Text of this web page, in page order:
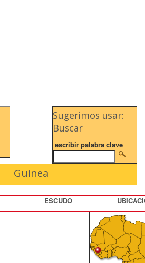
Sugerimos usar:
Buscar
escribir palabra clave
Guinea
ESCUDO